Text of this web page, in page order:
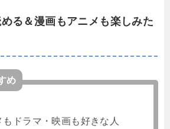
る＆漫画もアニメも楽しみた
め
ドラマ・映画も好きな人